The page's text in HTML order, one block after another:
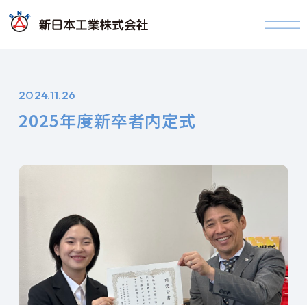
2024.11.26
2025年度新卒者内定式